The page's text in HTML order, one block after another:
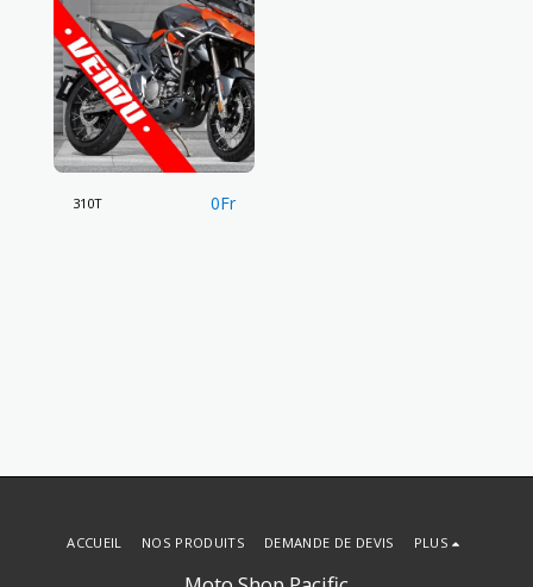
310T 0Fr
ACCUEIL NOS PRODUITS DEMANDE DE DEVIS PLUS